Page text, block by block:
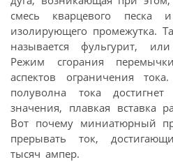
смесь кварцевого песка
изолирующего промежутка.
называется фульгурит,
Режим сгорания
аспектов ограничения
полуволна тока достигнет
значения, плавкая вставка
Вот почему миниатюрный
прерывать ток,
тысяч ампер.